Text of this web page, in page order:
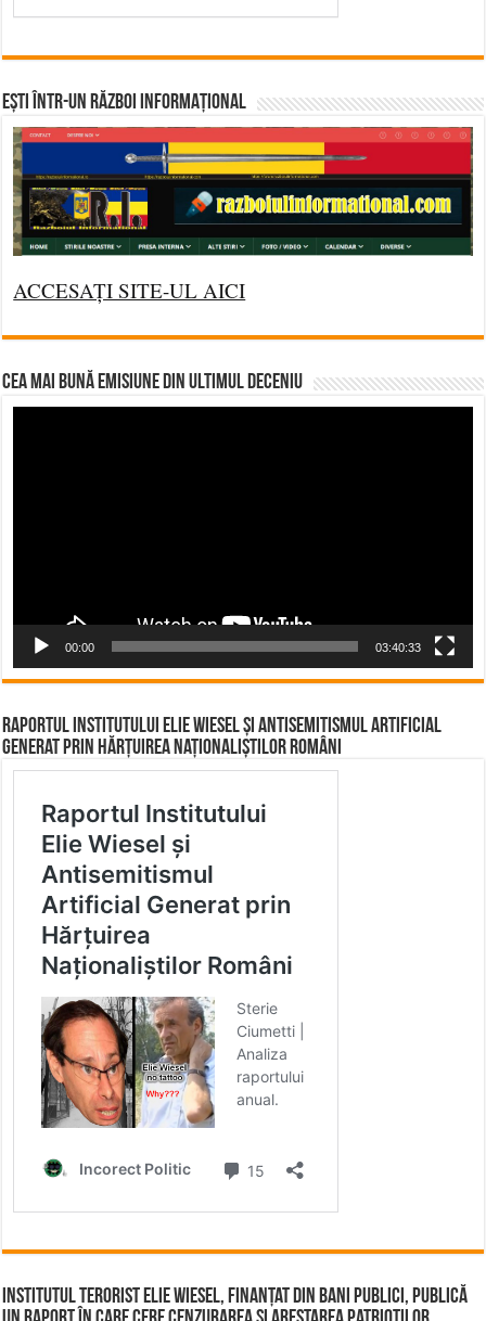
Ești într-un RĂZBOI INFORMAȚIONAL
ACCESAȚI SITE-UL AICI
CEA MAI BUNĂ EMISIUNE DIN ULTIMUL DECENIU
00:00 03:40:33
Raportul Institutului Elie Wiesel și Antisemitismul Artificial
Generat prin Hărțuirea Naționaliștilor Români
Institutul terorist Elie Wiesel, finanțat din bani publici, publică